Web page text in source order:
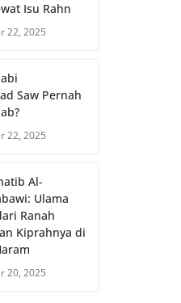
Isu Rahn
22, 2025
Saw Pernah
22, 2025
Al-
Ulama
Ranah
Kiprahnya di
20, 2025